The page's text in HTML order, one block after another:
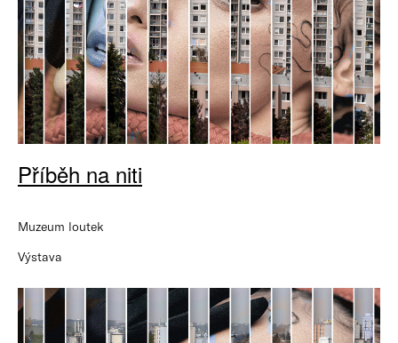
Příběh na niti
Muzeum loutek
Výstava